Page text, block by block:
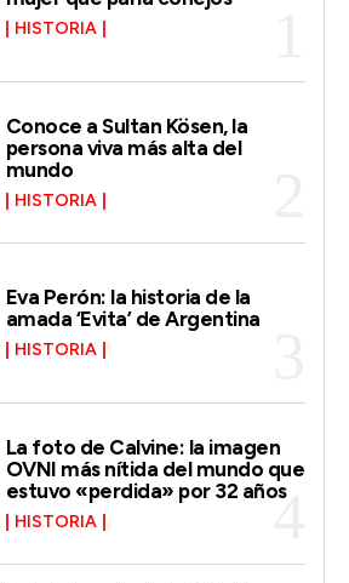
HISTORIA
Conoce a Sultan Kösen, la
persona viva más alta del
mundo
HISTORIA
Eva Perón: la historia de la
amada ‘Evita’ de Argentina
HISTORIA
La foto de Calvine: la imagen
OVNI más nítida del mundo que
estuvo «perdida» por 32 años
HISTORIA